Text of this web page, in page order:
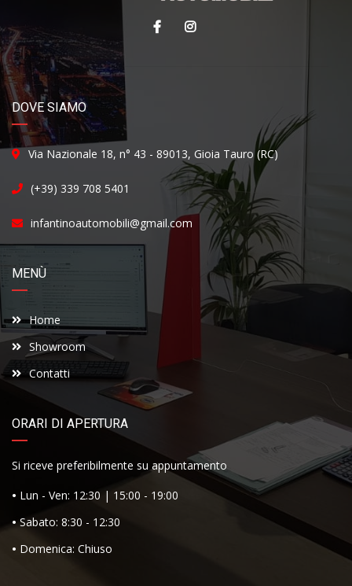
DOVE SIAMO
Via Nazionale 18, n° 43 - 89013, Gioia Tauro (RC)
(+39) 339 708 5401
infantinoautomobili@gmail.com
MENÙ
Home
Showroom
Contatti
ORARI DI APERTURA
Si riceve preferibilmente su appuntamento
• Lun - Ven: 12:30 | 15:00 - 19:00
•Sabato: 8:30 - 12:30
• Domenica: Chiuso